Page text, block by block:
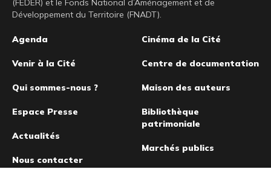
(FEDER) et le Fonds National d’Aménagement et de
Développement du Territoire (FNADT).
Pied
de
Agenda
Venir à la Cité
Qui sommes-nous ?
Espace Presse
Actualités
Nous contacter
Cinéma de la Cité
Centre de documentation
Maison des auteurs
Bibliothèque
patrimoniale
Marchés publics